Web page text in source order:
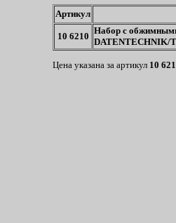
Артикул
10 6210
Набор с
DATENTECHNIK/
Цена указана за артикул 10